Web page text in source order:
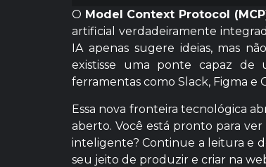
O Model Context Protocol
artificial verdadeiramente
IA apenas sugere ideias, mas
existisse uma ponte capaz de
ferramentas como Slack, Figma e
Essa nova fronteira tecnológica
aberto. Você está pronto para
inteligente? Continue a leitura e
seu jeito de produzir e criar na